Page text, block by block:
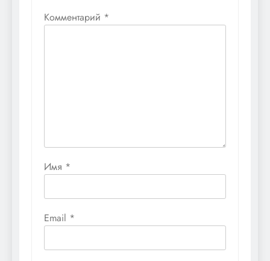
Комментарий *
Имя *
Email *